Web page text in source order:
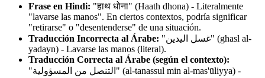
Frase en Hindi: "हाथ धोना" (Haath dhona) - Literalmente
"lavarse las manos". En ciertos contextos, podría significar
"retirarse" o "desentenderse" de una situación.
Traducción Incorrecta al Árabe: "غسل اليدين" (ghasl al-
yadayn) - Lavarse las manos (literal).
Traducción Correcta al Árabe (según el contexto):
"التنصل من المسؤولية" (al-tanassul min al-mas'ūliyya) -